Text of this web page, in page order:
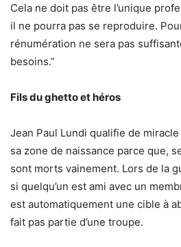
Cela ne doit pas être l’unique
il ne pourra pas se reproduire.
rénumération ne sera pas
besoins.”
Fils du ghetto et héros
Jean Paul Lundi qualifie de
sa zone de naissance parce que,
sont morts vainement. Lors de la
si quelqu’un est ami avec un
est automatiquement une cible à
fait pas partie d’une troupe.